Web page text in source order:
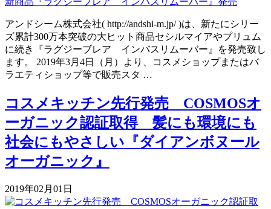
アンドシーム株式会社( http://andshi-m.jp/ )は、新たにシリー
ズ累計300万本突破の大ヒット商品セシルマイアやプリュム
に続き『ラグジーブレア インバスリムーバー』を発売致し
ます。 2019年3月4日（月）より、コスメショップまたはバ
ラエティショップ等で販売スタ …
コスメキッチン先行発売 COSMOSオ
ーガニック認証取得 髪にも環境にも
社会にもやさしい『ダイアンボヌール
オーガニック』
2019年02月01日